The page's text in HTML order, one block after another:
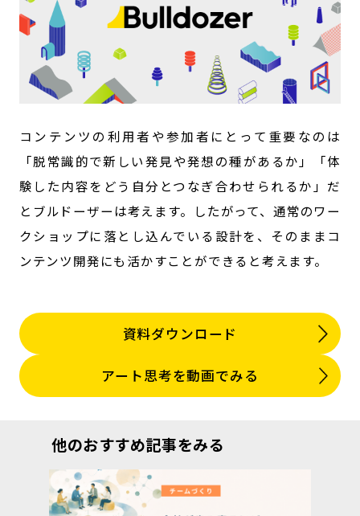
コンテンツの利用者や参加者にとって重要なのは
「脱常識的で新しい発見や発想の種があるか」「体
験した内容をどう自分とつなぎ合わせられるか」だ
とブルドーザーは考えます。したがって、通常のワー
クショップに落とし込んでいる設計を、そのままコ
ンテンツ開発にも活かすことができると考えます。
資料ダウンロード
アート思考を動画でみる
他のおすすめ記事をみる